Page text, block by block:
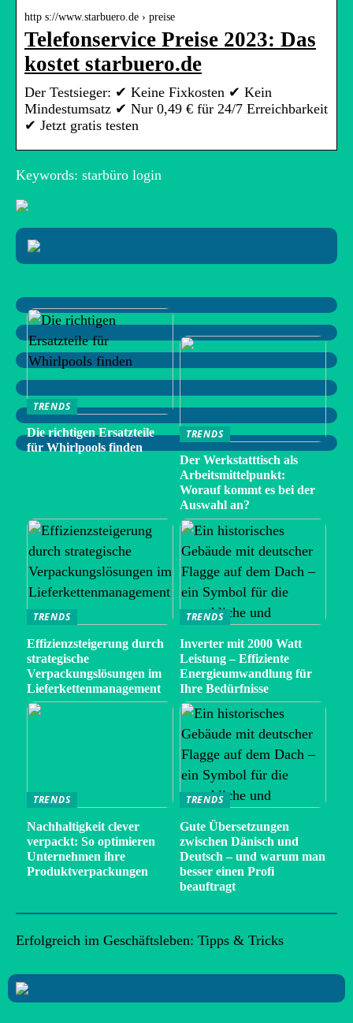
http s://www.starbuero.de › preise
Telefonservice Preise 2023: Das
kostet starbuero.de
Der Testsieger: ✔ Keine Fixkosten ✔ Kein
Mindestumsatz ✔ Nur 0,49 € für 24/7 Erreichbarkeit
✔ Jetzt gratis testen
Keywords: starbüro login
TRENDS
Die richtigen Ersatzteile
für Whirlpools finden
TRENDS
Der Werkstatttisch als
Arbeitsmittelpunkt:
Worauf kommt es bei der
Auswahl an?
TRENDS
Effizienzsteigerung durch
strategische
Verpackungslösungen im
Lieferkettenmanagement
TRENDS
Inverter mit 2000 Watt
Leistung – Effiziente
Energieumwandlung für
Ihre Bedürfnisse
TRENDS
Nachhaltigkeit clever
verpackt: So optimieren
Unternehmen ihre
Produktverpackungen
TRENDS
Gute Übersetzungen
zwischen Dänisch und
Deutsch – und warum man
besser einen Profi
beauftragt
Erfolgreich im Geschäftsleben: Tipps & Tricks